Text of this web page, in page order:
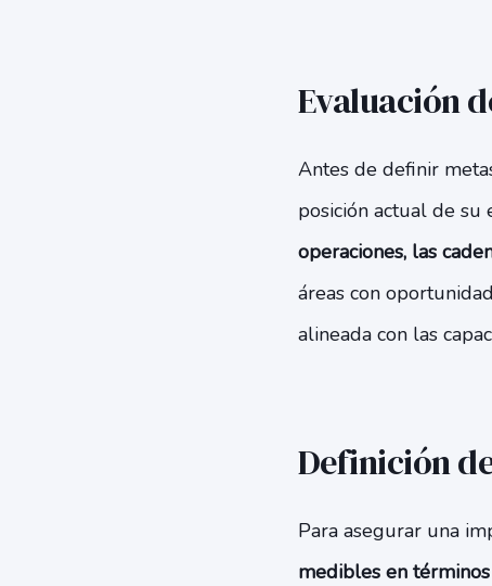
Evaluación
Antes de definir
posición actual de su
operaciones, las
áreas con
alineada con las
Definición
Para asegurar una
medibles en